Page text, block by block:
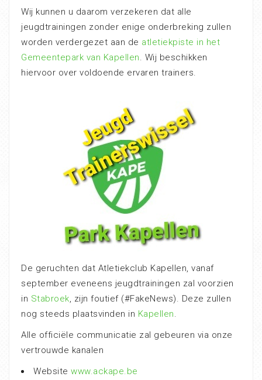
Wij kunnen u daarom verzekeren dat alle
jeugdtrainingen zonder enige onderbreking zullen
worden verdergezet aan de atletiekpiste in het
Gemeentepark van Kapellen. Wij beschikken
hiervoor over voldoende ervaren trainers.
De geruchten dat Atletiekclub Kapellen, vanaf
september eveneens jeugdtrainingen zal voorzien
in Stabroek, zijn foutief (#FakeNews). Deze zullen
nog steeds plaatsvinden in Kapellen.
Alle officiële communicatie zal gebeuren via onze
vertrouwde kanalen
Website www.ackape.be